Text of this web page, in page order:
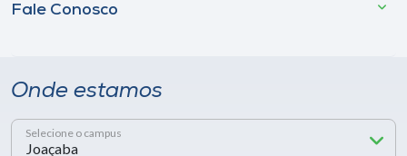
Fale Conosco
Onde estamos
Selecione o campus